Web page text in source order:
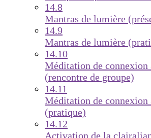
14.8
Mantras de lumière
14.9
Mantras de lumière
14.10
Méditation de connexion
(rencontre de groupe)
14.11
Méditation de connexion
(pratique)
14.12
Activation de la